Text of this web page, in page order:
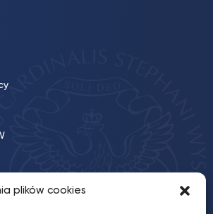
plików cookies